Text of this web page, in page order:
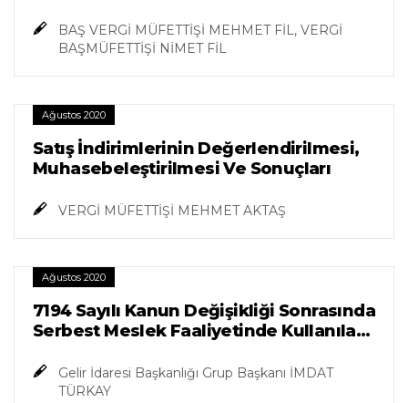
BAŞ VERGİ MÜFETTİŞİ MEHMET FİL, VERGİ
BAŞMÜFETTİŞİ NİMET FİL
Ağustos 2020
Satış İndirimlerinin Değerlendirilmesi,
Muhasebeleştirilmesi Ve Sonuçları
VERGİ MÜFETTİŞİ MEHMET AKTAŞ
Ağustos 2020
7194 Sayılı Kanun Değişikliği Sonrasında
Serbest Meslek Faaliyetinde Kullanılan
Gelir İdaresi Başkanlığı Grup Başkanı İMDAT
TÜRKAY